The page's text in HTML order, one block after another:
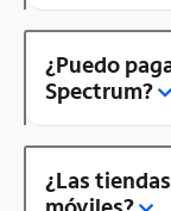
¿Puedo
Spectrum?
¿Las